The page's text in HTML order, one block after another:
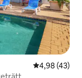
4,98 av 5 i
4,98 (43)